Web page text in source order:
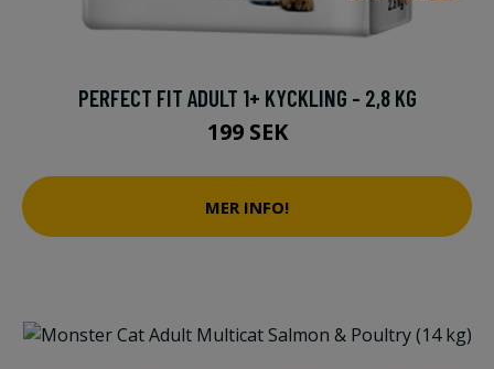
PERFECT FIT ADULT 1+ KYCKLING - 2,8 KG
199 SEK
MER INFO!